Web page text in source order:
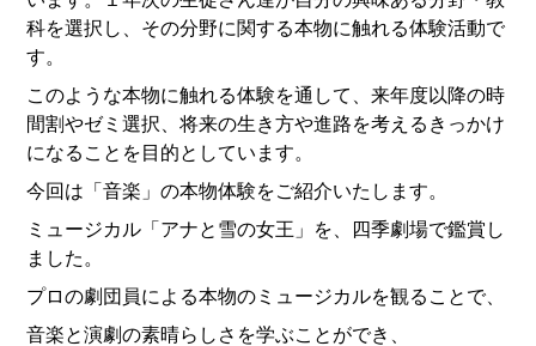
科を選択し、その分野に関する本物に触れる体験活動で
す。
このような本物に触れる体験を通して、来年度以降の時
間割やゼミ選択、将来の生き方や進路を考えるきっかけ
になることを目的としています。
今回は「音楽」の本物体験をご紹介いたします。
ミュージカル「アナと雪の女王」を、四季劇場で鑑賞し
ました。
プロの劇団員による本物のミュージカルを観ることで、
音楽と演劇の素晴らしさを学ぶことができ、